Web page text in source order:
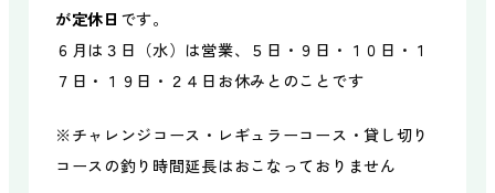
が定休日 です。
６月は３日（水）は営業、５日・９日・１０日・１
７日・１９日・２４日お休みとのことです
※チャレンジコース・レギュラーコース・貸し切り
コースの釣り時間延長はおこなっておりません